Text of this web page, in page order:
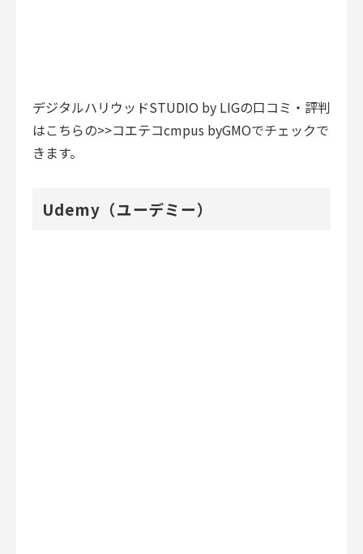
デジタルハリウッドSTUDIO by LIGの口コミ・評判
はこちらの>>コエテコcmpus byGMOでチェックで
きます。
Udemy（ユーデミー）